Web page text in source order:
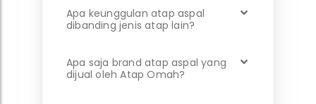
Apa keunggulan atap aspal
dibanding jenis atap lain?
Apa saja brand atap aspal yang
dijual oleh Atap Omah?